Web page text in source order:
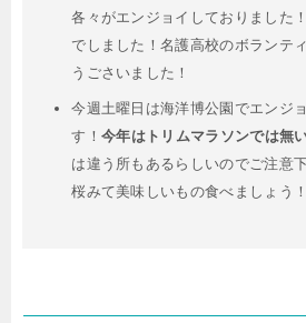
各々がエンジョイしておりました
でしました！名護高校のボランテ
うごさいました！
今週土曜日は海洋博公園でエンジ
す！⁡今年はトリムマラソンでは無
は違う所もあるらしいのでご注意
桜みて美味しいもの食べましょう！